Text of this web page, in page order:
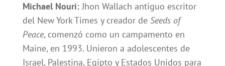
Michael Nouri:Jhon Wallach antiguo escritor
del New York Times y creador de Seeds of
Peace, comenzó como un campamento en
Maine, en 1993. Unieron a adolescentes de
Israel, Palestina, Egipto y Estados Unidos para